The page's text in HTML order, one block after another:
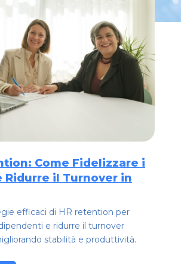
Come Fidelizzare i
Ridurre il Turnover in
efficaci di HR retention per
e ridurre il turnover
stabilità e produttività.